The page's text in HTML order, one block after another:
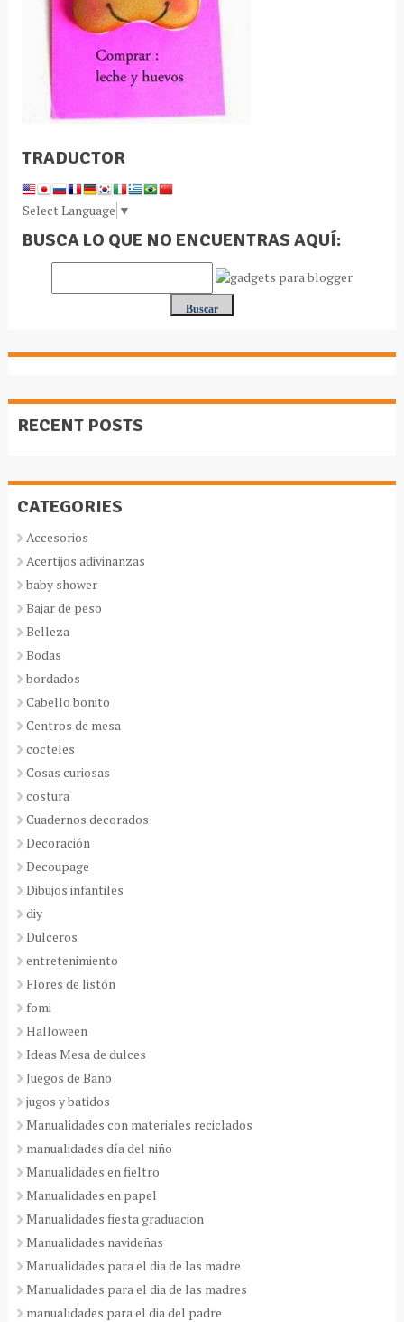
TRADUCTOR
Select Language ▼
BUSCA LO QUE NO ENCUENTRAS AQUÍ:
RECENT POSTS
CATEGORIES
Accesorios
Acertijos adivinanzas
baby shower
Bajar de peso
Belleza
Bodas
bordados
Cabello bonito
Centros de mesa
cocteles
Cosas curiosas
costura
Cuadernos decorados
Decoración
Decoupage
Dibujos infantiles
diy
Dulceros
entretenimiento
Flores de listón
fomi
Halloween
Ideas Mesa de dulces
Juegos de Baño
jugos y batidos
Manualidades con materiales reciclados
manualidades día del niño
Manualidades en fieltro
Manualidades en papel
Manualidades fiesta graduacion
Manualidades navideñas
Manualidades para el dia de las madre
Manualidades para el dia de las madres
manualidades para el dia del padre